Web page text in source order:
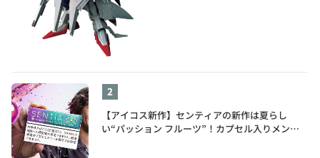
【アイコス新作】センティアの新作は夏らし
い“パッション フルーツ”！カプセル入りメンソ